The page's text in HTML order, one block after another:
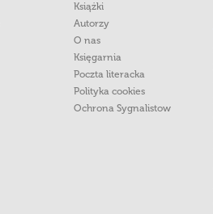
Książki
Autorzy
O nas
Księgarnia
Poczta literacka
Polityka cookies
Ochrona Sygnalistow